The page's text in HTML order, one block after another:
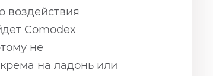
воздействия
Comodex
не
на ладонь или